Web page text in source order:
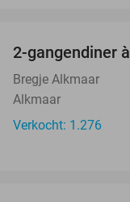
2-gangendiner
Bregje Alkmaar
Alkmaar
Verkocht: 1.276